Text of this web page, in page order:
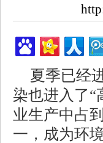
夏季已经
染也进入了“
业生产中占
一，成为环